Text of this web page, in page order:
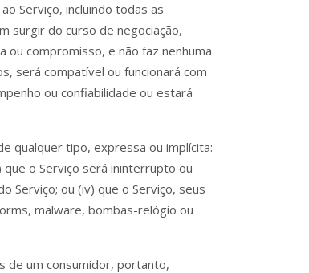
Serviço, incluindo todas as
surgir do curso de negociação,
ou compromisso, e não faz nenhuma
será compatível ou funcionará com
ou confiabilidade ou estará
qualquer tipo, expressa ou implícita:
o Serviço será ininterrupto ou
Serviço; ou (iv) que o Serviço, seus
malware, bombas-relógio ou
de um consumidor, portanto,